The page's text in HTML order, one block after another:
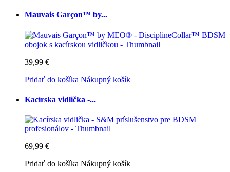
Mauvais Garçon™ by...
39,99 €
Pridať do košíka Nákupný košík
Kacírska vidlička -...
69,99 €
Pridať do košíka Nákupný košík